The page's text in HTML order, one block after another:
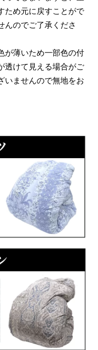
ため元に戻すことがで
んのでご了承くださ
が薄いため一部色の付
透けて見える場合がご
いませんので無地をお